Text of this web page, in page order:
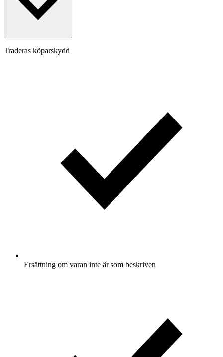
Traderas köparskydd
Ersättning om varan inte är som beskriven